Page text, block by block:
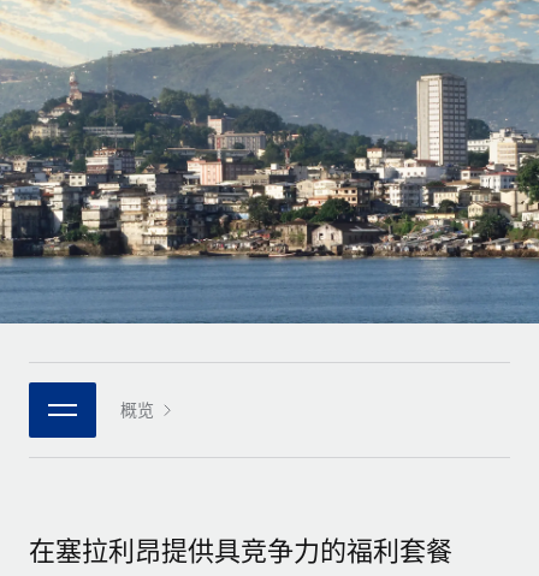
合同工管理
全球合同工入职与管理
PEO
外包复杂雇佣任务
基础设施
Remote Embedded
将人力资源无缝融入工作流程
团队的内置核心人力资源功能
连接 新的
使用我们的 MCP 将任何人工智能工具与 Remote 平台相连
Remote 无惧对比
了解我们的竞争优势
成长阶段
初创企业
为成长型企业量身打造的全球敏捷型人力资源与薪资解决方案
中型市场
通过定制化人力资源解决方案扩展团队
与我们携手合作
战略技术合作伙伴
成为合作伙伴
与我们共探合作机遇
计算任何国家的员工总成本
合同工薪酬结算计算器
探索全球合同工的结算货币选项与结算速度
通过 REMOTE 学习
研究与指引
案例研究
核对表和模板
职位描述库
网络研讨会
新闻室
English
Nederlands
Français
Deutsch
Español
Italiano
Português (Portugal)
日本語
中文（简体）
登录
概览
在塞拉利昂提供具竞争力的福利套餐